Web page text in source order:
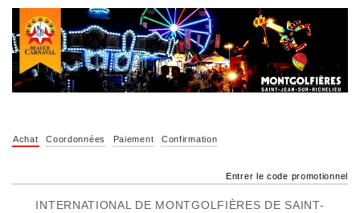
Achat Coordonnées Paiement Confirmation
Entrer le code promotionnel
INTERNATIONAL DE MONTGOLFIÈRES DE SAINT-